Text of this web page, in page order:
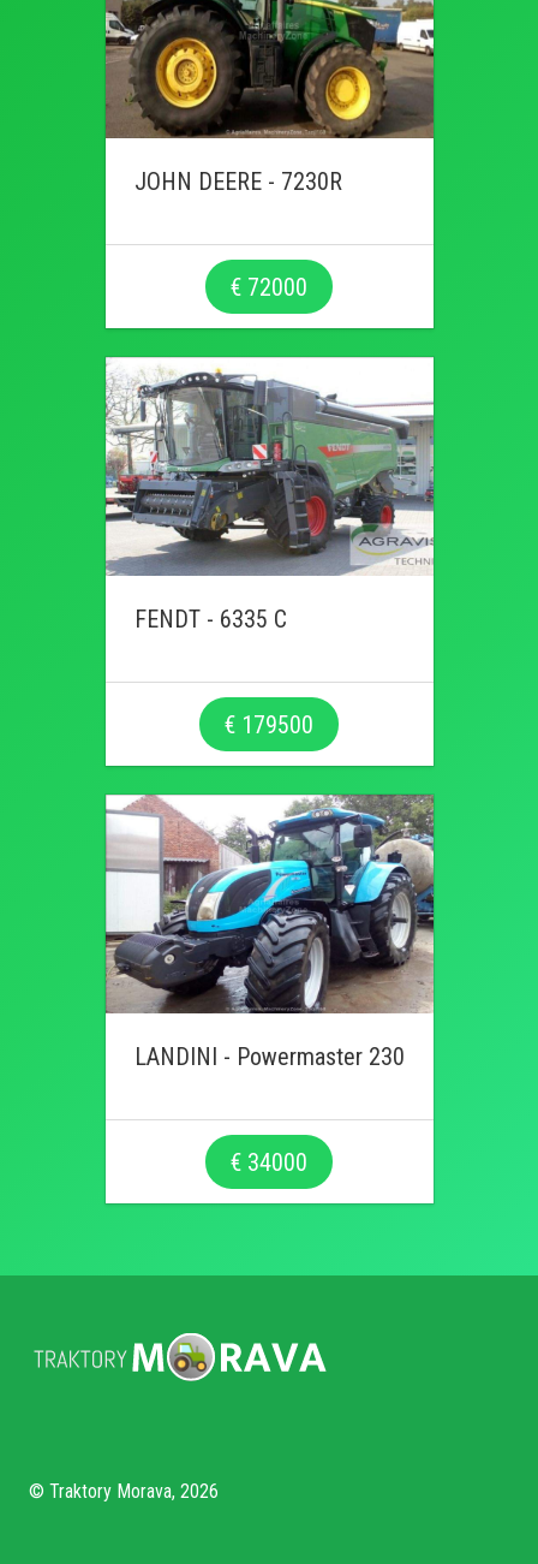
JOHN DEERE - 7230R
€ 72000
FENDT - 6335 C
€ 179500
LANDINI - Powermaster 230
€ 34000
© Traktory Morava, 2026